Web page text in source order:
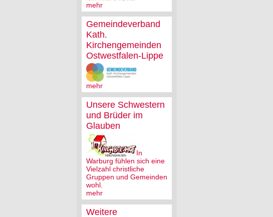
mehr
Gemeindeverband
Kath.
Kirchengemeinden
Ostwestfalen-Lippe
mehr
Unsere Schwestern
und Brüder im
Glauben
In
Warburg fühlen sich eine
Vielzahl christliche
Gruppen und Gemeinden
wohl.
mehr
Weitere